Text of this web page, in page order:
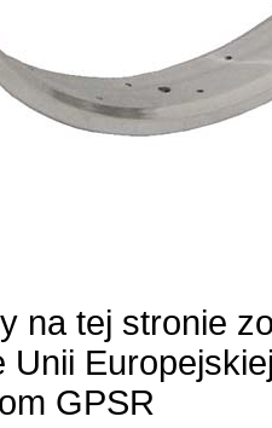
na tej stronie
Unii
GPSR